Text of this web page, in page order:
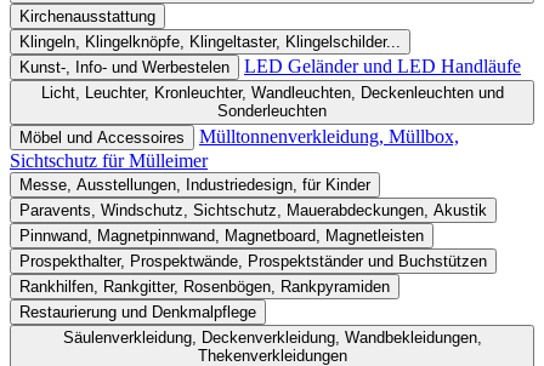
Kirchenausstattung
Klingeln, Klingelknöpfe, Klingeltaster, Klingelschilder...
Kunst-, Info- und Werbestelen
LED Geländer und LED Handläufe
Licht, Leuchter, Kronleuchter, Wandleuchten, Deckenleuchten und
Sonderleuchten
Möbel und Accessoires
Mülltonnenverkleidung, Müllbox,
Sichtschutz für Mülleimer
Messe, Ausstellungen, Industriedesign, für Kinder
Paravents, Windschutz, Sichtschutz, Mauerabdeckungen, Akustik
Pinnwand, Magnetpinnwand, Magnetboard, Magnetleisten
Prospekthalter, Prospektwände, Prospektständer und Buchstützen
Rankhilfen, Rankgitter, Rosenbögen, Rankpyramiden
Restaurierung und Denkmalpflege
Säulenverkleidung, Deckenverkleidung, Wandbekleidungen,
Thekenverkleidungen